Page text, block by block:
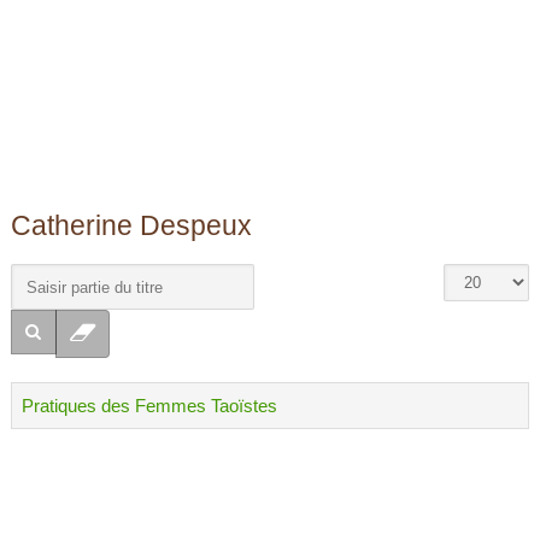
Catherine Despeux
Pratiques des Femmes Taoïstes